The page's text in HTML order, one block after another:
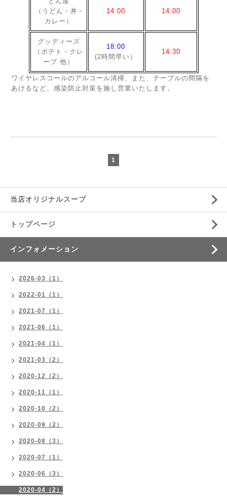
（うどん・丼・
カレー）
14:00 14:00
グッディーズ
（ポテト・クレ
ープ 他）
18:00
(2時間早い）
14:30
ワイヤレスコールのアルコール清掃、また、テーブルの間隔を
あけるなど、感染防止対策を施し営業いたします。
1
当店オリジナルスープ
トップページ
インフォメーション
2026-03（1）
2022-01（1）
2021-07（1）
2021-06（1）
2021-04（1）
2021-03（2）
2020-12（2）
2020-11（1）
2020-10（2）
2020-09（2）
2020-08（3）
2020-07（1）
2020-06（3）
2020-04（2）